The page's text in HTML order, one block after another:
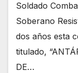
Soldado
Soberano
dos años esta
titulado,
DE…